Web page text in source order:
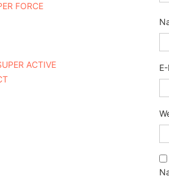
FORCE
ACTIVE